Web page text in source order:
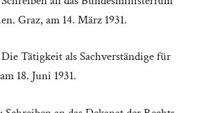
Graz, am 14. März 1931.
Tätigkeit als Sachverständige für
18. Juni 1931.